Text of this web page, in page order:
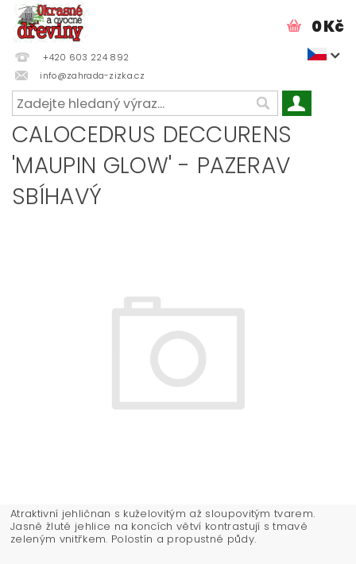
+420 603 224 892
info@zahrada-zizka.cz
0 Kč
CALOCEDRUS DECCURENS
'MAUPIN GLOW' - PAZERAV
SBÍHAVÝ
Atraktivní jehličnan s kuželovitým až sloupovitým tvarem.
Jasně žluté jehlice na koncích větví kontrastují s tmavě
zeleným vnitřkem. Polostín a propustné půdy.